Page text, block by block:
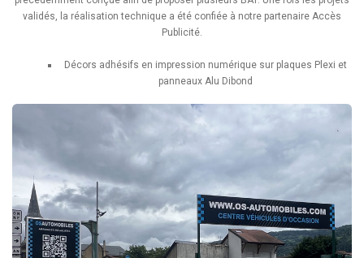
validés, la réalisation technique a été confiée à notre partenaire Accès
Publicité.
Décors adhésifs en impression numérique sur plaques Plexi et
panneaux Alu Dibond